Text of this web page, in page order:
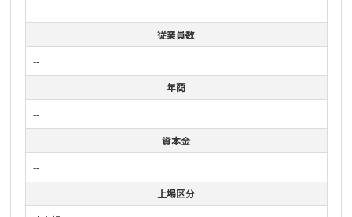
--
従業員数
--
年商
--
資本金
--
上場区分